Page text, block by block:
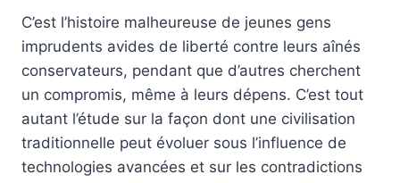
C’est l’histoire malheureuse de jeunes gens
imprudents avides de liberté contre leurs aînés
conservateurs, pendant que d’autres cherchent
un compromis, même à leurs dépens. C’est tout
autant l’étude sur la façon dont une civilisation
traditionnelle peut évoluer sous l’influence de
technologies avancées et sur les contradictions